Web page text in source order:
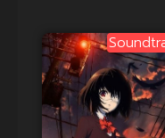
Saikyou ni
Tsuki ฮีลเลอร์
ที่ถูกเตะออก
จากตี้ แท้จริง
แล้วแกร่งสุด